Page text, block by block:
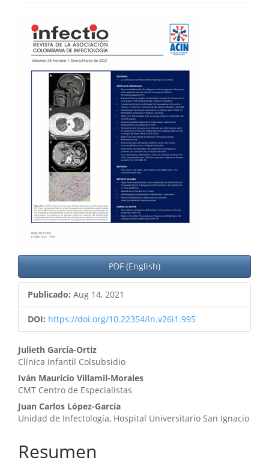
Barra
lateral
del
artículo
PDF (English)
Publicado: Aug 14, 2021
DOI: https://doi.org/10.22354/in.v26i1.995
Contenido
principal
del
artículo
Julieth García-Ortiz
Clínica Infantil Colsubsidio
Iván Mauricio Villamil-Morales
CMT Centro de Especialistas
Juan Carlos López-García
Unidad de Infectología, Hospital Universitario San Ignacio
Resumen